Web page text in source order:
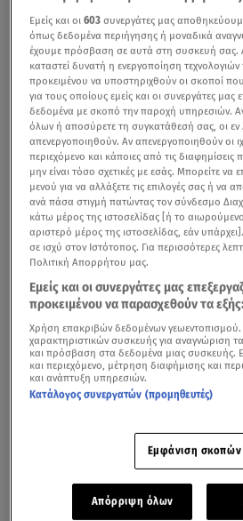
Εμείς και οι603 συνεργάτες μας
όπως δεδομένα περιήγησης ή μοναδικά
έχουμε πρόσβαση σε αυτά στη συσκευή σας.
καταστεί δυνατή η ενεργοποίηση
προκειμένου να υποστηριχθούν οι σκοποί
για τους οποίους εμείς και οι συνεργάτες μας
δεδομένα με σκοπό την παροχή υπηρεσιών.
όλων ή αποσύρετε τη συγκατάθεσή σας, οι εν
απενεργοποιηθούν. Αν απενεργοποιηθούν οι
περιεχόμενο και κάποιες από τις διαφημίσεις
μην είναι τόσο σχετικές με εσάς. Μπορείτε να
μενού για να αλλάξετε τις επιλογές σας ή να
ανά πάσα στιγμή πατώντας τον σύνδεσμο
κάτω μέρος της ιστοσελίδας [ή το
αριστερό μέρος της ιστοσελίδας, εάν
σε ισχύ στον Ιστότοπος. Για περισσότερες
Πολιτική Απορρήτου μας.
Εμείς και οι συνεργάτες μας
προκειμένου να παρασχεθούν τα εξής:
Χρήση επακριβών δεδομένων
χαρακτηριστικών συσκευής για αναγνώριση
και πρόσβαση στα δεδομένα μιας συσκευής.
και περιεχόμενο, μέτρηση διαφήμισης και
και ανάπτυξη υπηρεσιών.
Κατάλογος συνεργατών (προμηθευτές)
Εμφάνιση σκοπών
Απόρριψη όλων